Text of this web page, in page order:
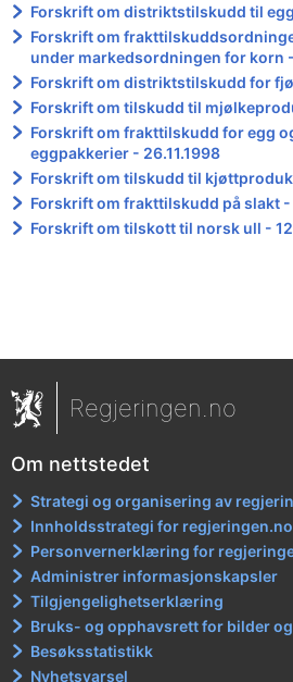
Forskrift om distriktstilskudd til
Forskrift om
under markedsordningen for korn
Forskrift om distriktstilskudd for
Forskrift om tilskudd til
Forskrift om frakttilskudd for egg
eggpakkerier - 26.11.1998
Forskrift om tilskudd til
Forskrift om frakttilskudd på slakt -
Forskrift om tilskott til norsk ull -
Regjeringen.no
Om nettstedet
Strategi og organisering av
Innholdsstrategi for regjeringen.no
Personvernerklæring for
Administrer informasjonskapsler
Tilgjengelighetserklæring
Bruks- og opphavsrett for bilder
Besøksstatistikk
Nyhetsvarsel